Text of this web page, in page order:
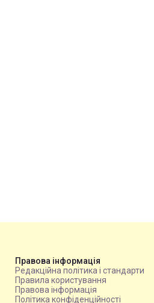
Правова інформація
Редакційна політика і стандарти
Правила користування
Правова інформація
Політика конфіденційності